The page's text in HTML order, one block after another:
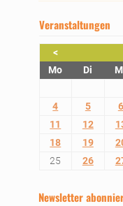
Veranstaltungen
<
Montag Dienstag
4
5 6
11
12
18
19
25
26
Newsletter